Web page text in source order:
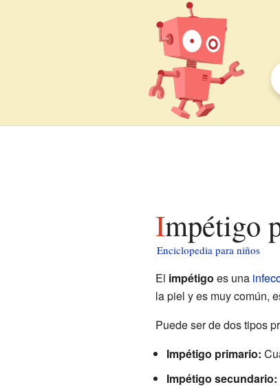
Impétigo
Enciclopedia para niños
El impétigo es una
la piel y es muy común,
Puede ser de dos tipos
Impétigo primario:
Impétigo secundario: